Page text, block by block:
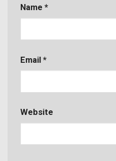
Name *
Email *
Website